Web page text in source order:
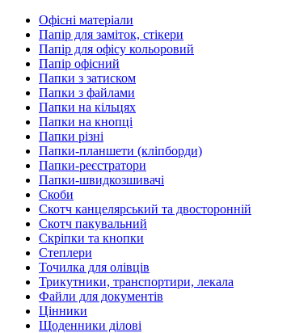
Офісні матеріали
Папір для заміток, стікери
Папір для офісу кольоровий
Папір офісний
Папки з затиском
Папки з файлами
Папки на кільцях
Папки на кнопці
Папки різні
Папки-планшети (кліпборди)
Папки-реєстратори
Папки-швидкозшивачі
Скоби
Скотч канцелярський та двосторонній
Скотч пакувальний
Скріпки та кнопки
Степлери
Точилка для олівців
Трикутники, транспортири, лекала
Файли для документів
Цінники
Щоденники ділові